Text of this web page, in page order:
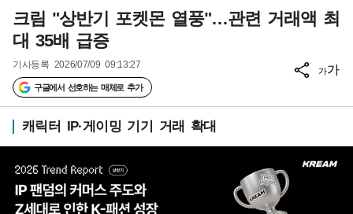
크림 "상반기 포켓몬 열풍"…관련 거래액 최
대 35배 급증
기사등록 2026/07/09 09:13:27
구글에서 선호하는 매체로 추가
가가
캐릭터 IP·게이밍 기기 거래 확대